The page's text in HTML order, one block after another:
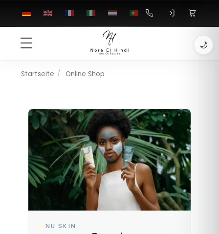
Startseite / Online Shop
NU SKIN
🌙